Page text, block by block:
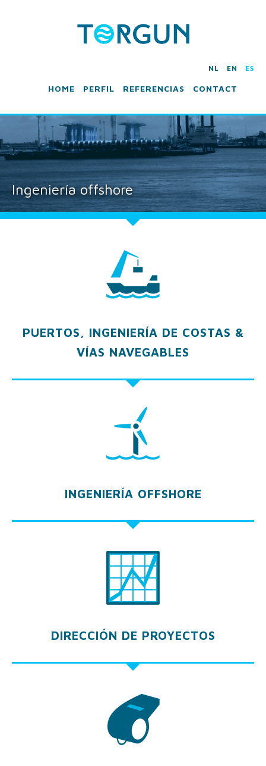
NL EN ES
HOME PERFIL REFERENCIAS CONTACT
Ingeniería offshore
PUERTOS, INGENIERÍA DE COSTAS &
VÍAS NAVEGABLES
INGENIERÍA OFFSHORE
DIRECCIÓN DE PROYECTOS